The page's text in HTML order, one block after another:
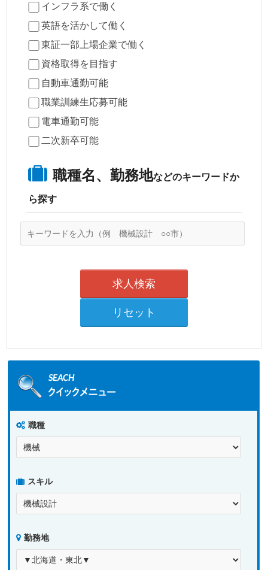
インフラ系で働く
英語を活かして働く
東証一部上場企業で働く
資格取得を目指す
自動車通勤可能
職業訓練生応募可能
電車通勤可能
二次新卒可能
職種名、勤務地などのキーワードか
ら探す
職種
スキル
勤務地